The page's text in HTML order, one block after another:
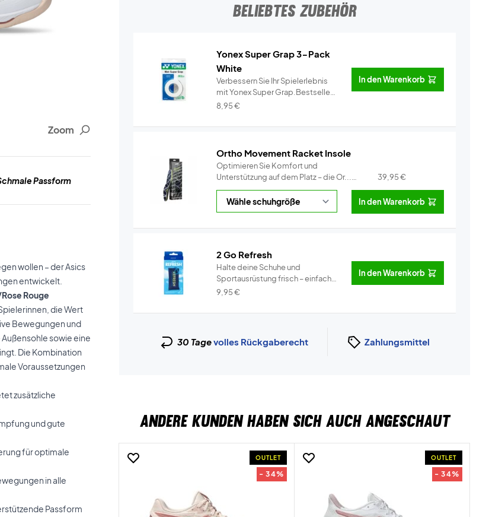
Zoom
Passform
wollen – der Asics
entwickelt.
Rouge
die Wert
Bewegungen und
sowie eine
Die Kombination
Voraussetzungen
zusätzliche
und gute
für optimale
in alle
Passform
BELIEBTES ZUBEHÖR
Yonex Super Grap 3-Pack
White
Verbessern Sie Ihr Spielerlebnis
mit Yonex Super Grap.Bestseller
Y...
Info
8,95€
In den Warenkorb
Ortho Movement Racket Insole
Optimieren Sie Komfort und
Unterstützung auf dem Platz – die Or...
Info
39,95€
In den Warenkorb
2 Go Refresh
Halte deine Schuhe und
Sportausrüstung frisch – einfach
und eff...
9,95€
In den Warenkorb
30 Tagevolles Rückgaberecht Zahlungsmittel
ANDERE KUNDEN HABEN SICH AUCH ANGESCHAUT
OUTLET
- 34%
OUTLET
- 34%